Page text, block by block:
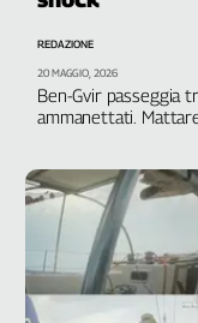
Filt
Fiom
Flai
Nidil
Slc
Ben-Gvir passeggia
ammanettati.
REDAZIONE
20 MAGGIO, 2026